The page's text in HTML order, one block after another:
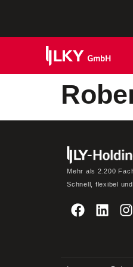
Mehr als 2.200
Schnell, flexibel